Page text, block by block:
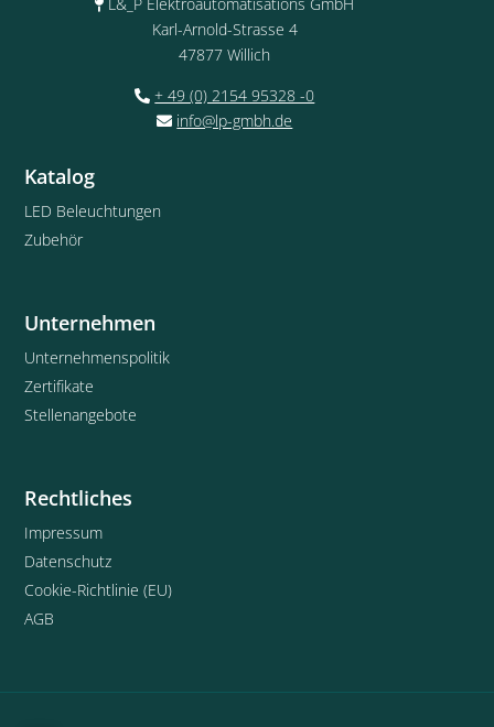
Karl-Arnold-Strasse 4
47877 Willich
+ 49 (0) 2154 95328 -0
info@lp-gmbh.de
Katalog
LED Beleuchtungen
Zubehör
Unternehmen
Unternehmenspolitik
Zertifikate
Stellenangebote
Rechtliches
Impressum
Datenschutz
Cookie-Richtlinie (EU)
AGB